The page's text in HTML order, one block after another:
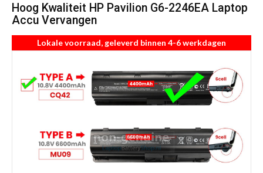
Hoog Kwaliteit HP Pavilion G6-2246EA Laptop
Accu Vervangen
Lokale voorraad, geleverd binnen 4-6 werkdagen